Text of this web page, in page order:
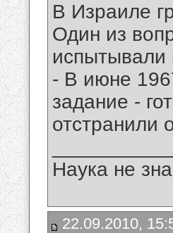
В Израиле
Один из
испытывали
- В июне
задание -
отстранили
Наука не
22.09.2010,